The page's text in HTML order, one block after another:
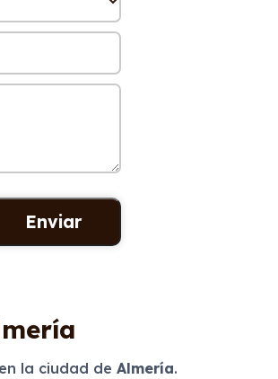
la ciudad de Almería.